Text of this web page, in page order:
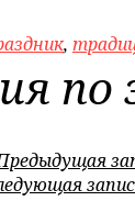
,
по